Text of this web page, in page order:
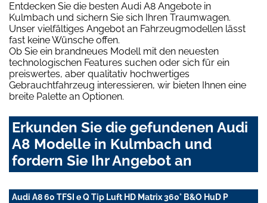
Entdecken Sie die besten Audi A8 Angebote in
Kulmbach und sichern Sie sich Ihren Traumwagen.
Unser vielfältiges Angebot an Fahrzeugmodellen lässt
fast keine Wünsche offen.
Ob Sie ein brandneues Modell mit den neuesten
technologischen Features suchen oder sich für ein
preiswertes, aber qualitativ hochwertiges
Gebrauchtfahrzeug interessieren, wir bieten Ihnen eine
breite Palette an Optionen.
Erkunden Sie die gefundenen Audi
A8 Modelle in Kulmbach und
fordern Sie Ihr Angebot an
Audi A8 60 TFSI e Q Tip Luft HD Matrix 360° B&O HuD P